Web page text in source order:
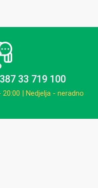
33 719 100
| Nedjelja - neradno